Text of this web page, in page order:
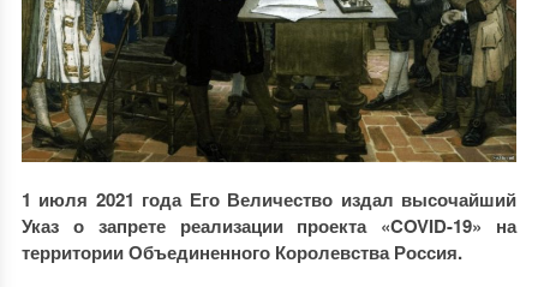
1 июля 2021 года Его Величество издал высочайший
Указ о запрете реализации проекта «COVID-19» на
территории Объединенного Королевства Россия.